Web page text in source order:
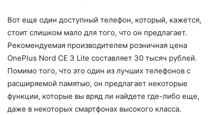
Вот еще один доступный телефон, который, кажется,
стоит слишком мало для того, что он предлагает.
Рекомендуемая производителем розничная цена
OnePlus Nord CE 3 Lite составляет 30 тысяч рублей.
Помимо того, что это один из лучших телефонов с
расширяемой памятью, он предлагает некоторые
функции, которые вы вряд ли найдете где-либо еще,
даже в некоторых смартфонах высокого класса.